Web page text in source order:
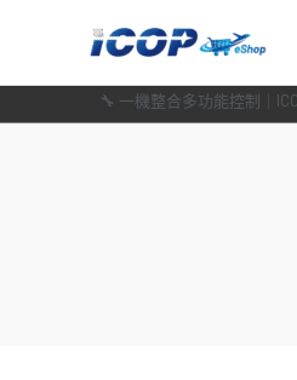
主
要
🔧 一機整合多功能控制｜